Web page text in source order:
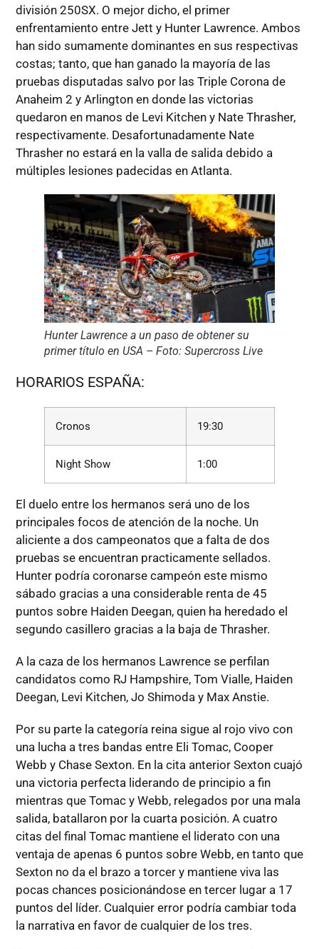
división 250SX. O mejor dicho, el primer
enfrentamiento entre Jett y Hunter Lawrence. Ambos
han sido sumamente dominantes en sus respectivas
costas; tanto, que han ganado la mayoría de las
pruebas disputadas salvo por las Triple Corona de
Anaheim 2 y Arlington en donde las victorias
quedaron en manos de Levi Kitchen y Nate Thrasher,
respectivamente. Desafortunadamente Nate
Thrasher no estará en la valla de salida debido a
múltiples lesiones padecidas en Atlanta.
Hunter Lawrence a un paso de obtener su
primer título en USA – Foto: Supercross Live
HORARIOS ESPAÑA:
Cronos 19:30
Night Show 1:00
El duelo entre los hermanos será uno de los
principales focos de atención de la noche. Un
aliciente a dos campeonatos que a falta de dos
pruebas se encuentran practicamente sellados.
Hunter podría coronarse campeón este mismo
sábado gracias a una considerable renta de 45
puntos sobre Haiden Deegan, quien ha heredado el
segundo casillero gracias a la baja de Thrasher.
A la caza de los hermanos Lawrence se perfilan
candidatos como RJ Hampshire, Tom Vialle, Haiden
Deegan, Levi Kitchen, Jo Shimoda y Max Anstie.
Por su parte la categoría reina sigue al rojo vivo con
una lucha a tres bandas entre Eli Tomac, Cooper
Webb y Chase Sexton. En la cita anterior Sexton cuajó
una victoria perfecta liderando de principio a fin
mientras que Tomac y Webb, relegados por una mala
salida, batallaron por la cuarta posición. A cuatro
citas del final Tomac mantiene el liderato con una
ventaja de apenas 6 puntos sobre Webb, en tanto que
Sexton no da el brazo a torcer y mantiene viva las
pocas chances posicionándose en tercer lugar a 17
puntos del líder. Cualquier error podría cambiar toda
la narrativa en favor de cualquier de los tres.